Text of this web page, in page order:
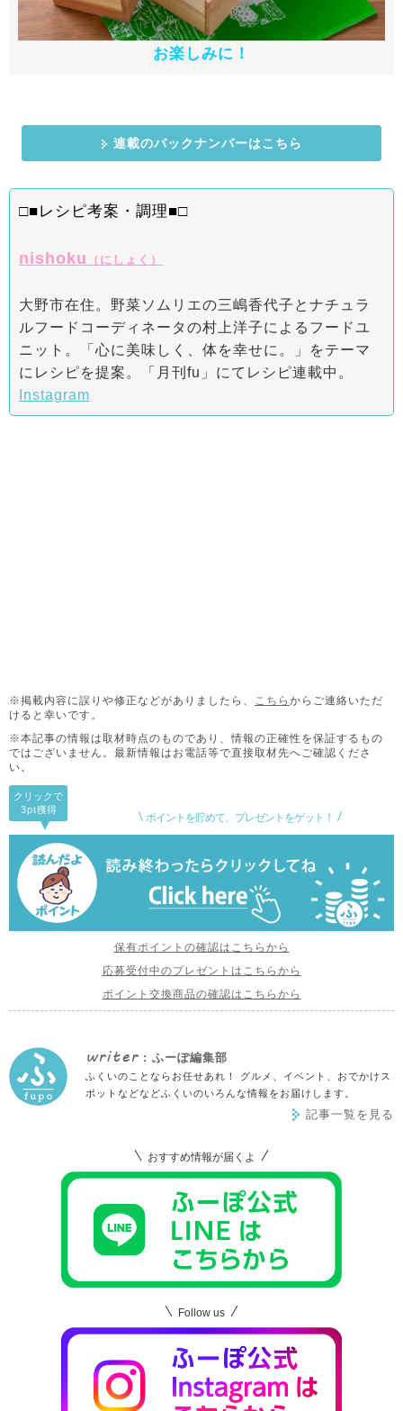
お楽しみに！
連載のバックナンバーはこちら
□■レシピ考案・調理■□
nishoku （にしょく）
大野市在住。野菜ソムリエの三嶋香代子とナチュラ
ルフードコーディネータの村上洋子によるフードユ
ニット。「心に美味しく、体を幸せに。」をテーマ
にレシピを提案。「月刊fu」にてレシピ連載中。
Instagram
※掲載内容に誤りや修正などがありましたら、 こちら からご連絡いただ
けると幸いです。
※本記事の情報は取材時点のものであり、情報の正確性を保証するもの
ではございません。 最新情報はお電話等で直接取材先へご確認くださ
い。
ポイントを貯めて、プレゼントをゲット！
クリックで
3pt獲得
保有ポイントの確認はこちらから
応募受付中のプレゼントはこちらから
ポイント交換商品の確認はこちらから
writer : ふーぽ編集部
ふくいのことならお任せあれ！ グルメ、イベント、おでかけス
ポットなどなどふくいのいろんな情報をお届けします。
記事一覧を見る
おすすめ情報が届くよ
Follow us